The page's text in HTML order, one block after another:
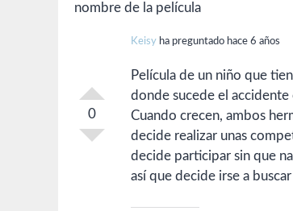
nombre de la película
0
Keisy ha preguntado hace 6 años
Película de un niño que
donde sucede el
Cuando crecen, ambos
decide realizar unas
decide participar sin que
así que decide irse a